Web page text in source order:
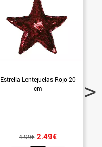
Estrella Lentejuelas Rojo 20
cm
4.99€ 2.49€